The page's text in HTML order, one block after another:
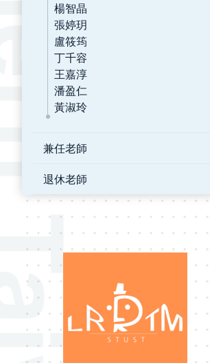
楊智晶
張婷玥
盧筱筠
丁千容
王嘉淳
潘盈仁
黃淑玲
兼任老師
退休老師